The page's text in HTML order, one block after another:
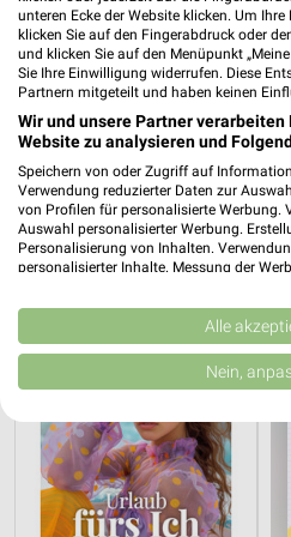
6,3 km
Parfümerie Highlights
Gültig bis Sa. 15.08.
Müller
unteren Ecke der Website klicken. Um
klicken Sie auf den Fingerabdruck oder
und klicken Sie auf den Menüpunkt
Sie Ihre Einwilligung widerrufen. Diese
Partnern mitgeteilt und haben keinen
Wir und unsere Partner
Website zu analysieren und
Speichern von oder Zugriff auf
Verwendung reduzierter Daten zur
von Profilen für personalisierte Werbung.
Auswahl personalisierter Werbung.
Personalisierung von Inhalten.
personalisierter Inhalte. Messung der
Kombinationen von Daten aus
Verbesserung der Angebote.
von Inhalten.
Daten können außerhalb der
Website/App.
Partnerliste anzeigen (1 IAB-
Wir nutzen Ihre Daten für folgende Zwecke:
IAB-Verarbeitungszwecke:
Alle
Nein,